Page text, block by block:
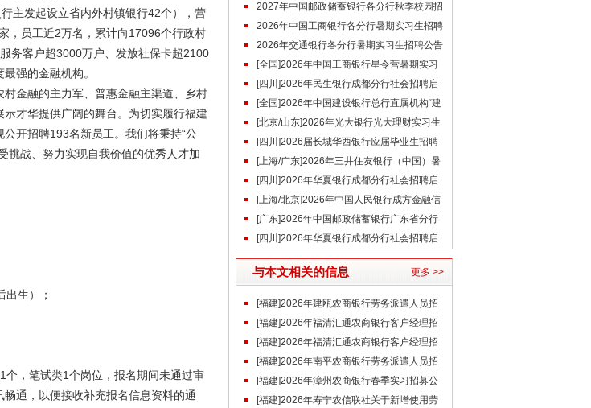
主发起设立省内外村镇银行42个），营
，员工近2万名，累计向17096个行政村
务客户超3000万户、发放社保卡超2100
强的金融机构。
金融的主力军、普惠金融主渠道、乡村
才华提供广阔的舞台。为切实履行福建
开招聘193名新员工。我们将秉持“公
挑战、努力实现自我价值的优秀人才加
生）；
，笔试类1个岗位，报名期间未通过审
通，以便接收补充报名信息资料的通
公告汇总
2027年中国邮政储蓄银行各分行秋季校园招
聘公告汇总
2026年中国工商银行各分行暑期实习生招聘
公告汇总
2026年交通银行各分行暑期实习生招聘公告
汇总（含近期）
[全国]2026年中国工商银行星令营暑期实习
公告[四川]2026年民生银行成都分行社会招聘启
事（5.29）
[全国]2026年中国建设银行总行直属机构“建
习生”暑期实习生招聘公告
[北京/山东]2026年光大银行光大理财实习生
招聘公告（5.27）
[四川]2026届长城华西银行应届毕业生招聘
公告[上海/广东]2026年三井住友银行（中国）暑
期实习生招聘公告
[四川]2026年华夏银行成都分行社会招聘启
事（5.28）
[上海/北京]2026年中国人民银行成方金融信
息技术社会招聘补充公告
[广东]2026年中国邮政储蓄银行广东省分行
实习生招聘公告
[四川]2026年华夏银行成都分行社会招聘启
事（6.2）
与本文相关的信息 更多 >>
[福建]2026年建瓯农商银行劳务派遣人员招
聘公告[福建]2026年福清汇通农商银行客户经理招
聘公告(3.30)
[福建]2026年福清汇通农商银行客户经理招
聘公告[福建]2026年南平农商银行劳务派遣人员招
聘公告[福建]2026年漳州农商银行春季实习招募公
告
[福建]2026年寿宁农信联社关于新增使用劳